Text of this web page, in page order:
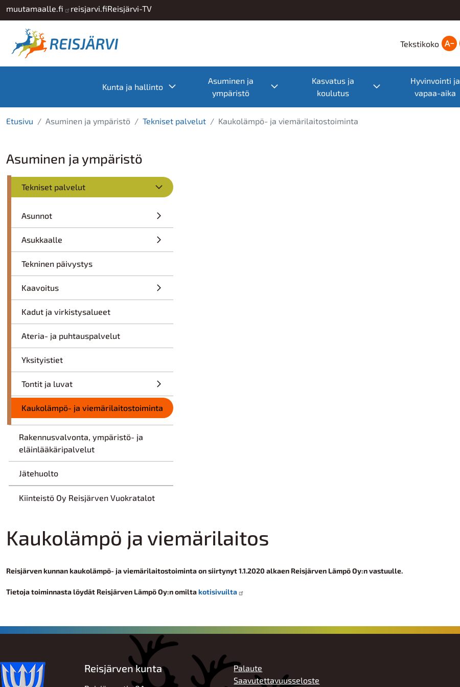
Hyppää pääsisältöön
muutamaalle.fi reisjarvi.fiReisjärvi-TV
Tekstikoko
Kunta ja hallinto Toggle submenu
Asuminen ja
ympäristö
Toggle submenu
Kasvatus ja
koulutus
Toggle submenu
Hyvinvointi ja
vapaa-aika
Etusivu Asuminen ja ympäristö Tekniset palvelut Kaukolämpö- ja viemärilaitostoiminta
Asuminen ja ympäristö
Tekniset palvelut
Asunnot
Asukkaalle
Tekninen päivystys
Kaavoitus
Kadut ja virkistysalueet
Ateria- ja puhtauspalvelut
Yksityistiet
Tontit ja luvat
Kaukolämpö- ja viemärilaitostoiminta
Rakennusvalvonta, ympäristö- ja
eläinlääkäripalvelut
Jätehuolto
Kiinteistö Oy Reisjärven Vuokratalot
Kaukolämpö ja viemärilaitos
Reisjärven kunnan kaukolämpö- ja viemärilaitostoiminta on siirtynyt 1.1.2020 alkaen Reisjärven Lämpö Oy:n vastuulle.
Tietoja toiminnasta löydät Reisjärven Lämpö Oy:n omiltakotisivuilta
Reisjärven kunta ALATUNNISTE
Palaute
Saavutettavuusseloste